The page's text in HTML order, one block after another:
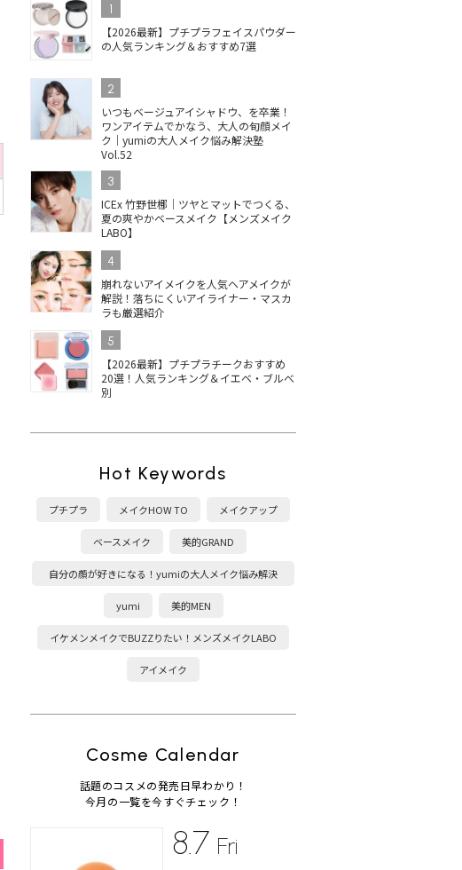
1
【2026最新】プチプラフェイスパウダー
の人気ランキング＆おすすめ7選
2
いつもベージュアイシャドウ、を卒業！
ワンアイテムでかなう、大人の旬顔メイ
ク｜yumiの大人メイク悩み解決塾
Vol.52
3
ICEx 竹野世梛｜ツヤとマットでつくる、
夏の爽やかベースメイク【メンズメイク
LABO】
4
崩れないアイメイクを人気ヘアメイクが
解説！落ちにくいアイライナー・マスカ
ラも厳選紹介
5
【2026最新】プチプラチークおすすめ
20選！人気ランキング＆イエベ・ブルべ
別
Hot Keywords
プチプラ メイクHOW TO メイクアップ
ベースメイク 美的GRAND
自分の顔が好きになる！yumiの大人メイク悩み解決
yumi 美的MEN
イケメンメイクでBUZZりたい！メンズメイクLABO
アイメイク
Cosme Calendar
話題のコスメの発売日早わかり！
今月の一覧を今すぐチェック！
8.7 Fri